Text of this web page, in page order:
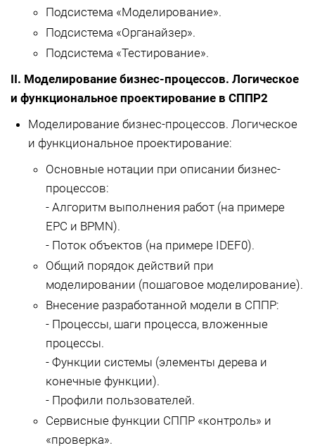
Подсистема «Моделирование».
Подсистема «Органайзер».
Подсистема «Тестирование».
II. Моделирование бизнес-процессов. Логическое
и функциональное проектирование в СППР2
Моделирование бизнес-процессов. Логическое
и функциональное проектирование:
Основные нотации при описании бизнес-
процессов:
- Алгоритм выполнения работ (на примере
EPC и BPMN).
- Поток объектов (на примере IDEF0).
Общий порядок действий при
моделировании (пошаговое моделирование).
Внесение разработанной модели в СППР:
- Процессы, шаги процесса, вложенные
процессы.
- Функции системы (элементы дерева и
конечные функции).
- Профили пользователей.
Сервисные функции СППР «контроль» и
«проверка».